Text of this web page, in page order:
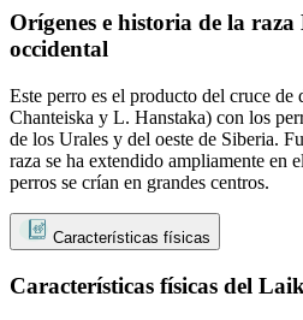
Orígenes e historia de la
occidental
Este perro es el producto del cruce
Chanteiska y L. Hanstaka) con los
de los Urales y del oeste de Siberia.
raza se ha extendido ampliamente en
perros se crían en grandes centros.
Características físicas
Características físicas del